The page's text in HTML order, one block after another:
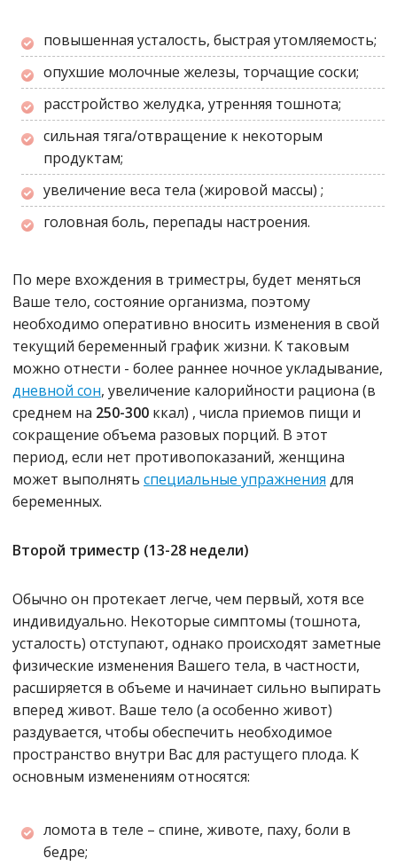
повышенная усталость, быстрая утомляемость;
опухшие молочные железы, торчащие соски;
расстройство желудка, утренняя тошнота;
сильная тяга/отвращение к некоторым
продуктам;
увеличение веса тела (жировой массы) ;
головная боль, перепады настроения.
По мере вхождения в триместры, будет меняться
Ваше тело, состояние организма, поэтому
необходимо оперативно вносить изменения в свой
текущий беременный график жизни. К таковым
можно отнести - более раннее ночное укладывание,
дневной сон, увеличение калорийности рациона (в
среднем на 250-300 ккал) , числа приемов пищи и
сокращение объема разовых порций. В этот
период, если нет противопоказаний, женщина
может выполнять специальные упражнения для
беременных.
Второй триместр (13-28 недели)
Обычно он протекает легче, чем первый, хотя все
индивидуально. Некоторые симптомы (тошнота,
усталость) отступают, однако происходят заметные
физические изменения Вашего тела, в частности,
расширяется в объеме и начинает сильно выпирать
вперед живот. Ваше тело (а особенно живот)
раздувается, чтобы обеспечить необходимое
пространство внутри Вас для растущего плода. К
основным изменениям относятся:
ломота в теле – спине, животе, паху, боли в
бедре;